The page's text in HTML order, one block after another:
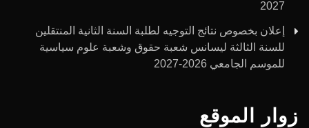
2027
إعلان بخصوص نتائج التوجيه لطلبة السنة الثانية المنتقلين
للسنة الثالثة ليسانس شعبة حقوق وشعبة علوم سياسية
للموسم الجامعي 2026-2027
زوار الموقع